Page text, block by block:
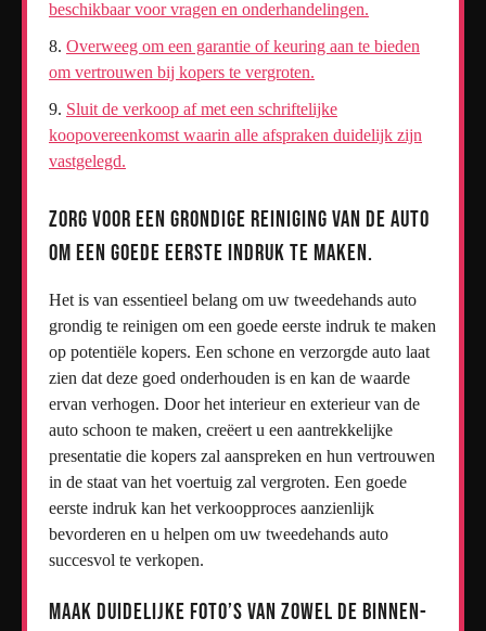
beschikbaar voor vragen en onderhandelingen.
Overweeg om een garantie of keuring aan te bieden
om vertrouwen bij kopers te vergroten.
Sluit de verkoop af met een schriftelijke
koopovereenkomst waarin alle afspraken duidelijk zijn
vastgelegd.
Zorg voor een grondige reiniging van de auto
om een goede eerste indruk te maken.
Het is van essentieel belang om uw tweedehands auto
grondig te reinigen om een goede eerste indruk te maken
op potentiële kopers. Een schone en verzorgde auto laat
zien dat deze goed onderhouden is en kan de waarde
ervan verhogen. Door het interieur en exterieur van de
auto schoon te maken, creëert u een aantrekkelijke
presentatie die kopers zal aanspreken en hun vertrouwen
in de staat van het voertuig zal vergroten. Een goede
eerste indruk kan het verkoopproces aanzienlijk
bevorderen en u helpen om uw tweedehands auto
succesvol te verkopen.
Maak duidelijke foto’s van zowel de binnen-